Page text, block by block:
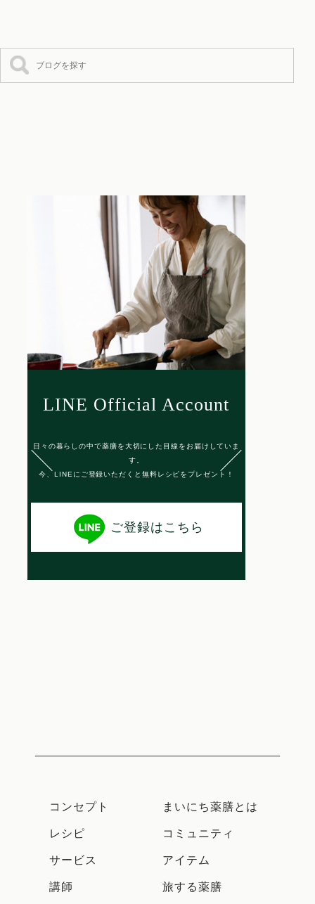
LINE Official Account
日々の暮らしの中で薬膳を大切にした目線をお届けしていま
す。
今、LINEにご登録いただくと無料レシピをプレゼント！
ご登録はこちら
コンセプト まいにち薬膳とは
レシピ コミュニティ
サービス アイテム
講師 旅する薬膳